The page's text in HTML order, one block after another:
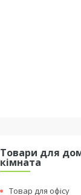
Товари для
кімната
Товар для офісу